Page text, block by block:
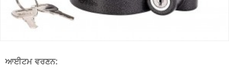
ਆਈਟਮ ਵਰਣਨ: